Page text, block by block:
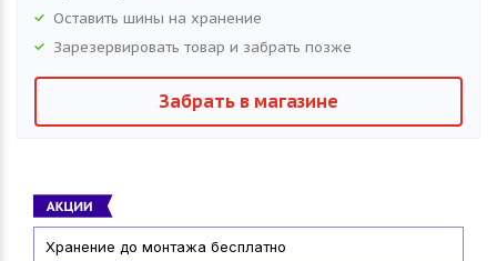
Оставить шины на хранение
Зарезервировать товар и забрать позже
Забрать в магазине
Хранение до монтажа бесплатно